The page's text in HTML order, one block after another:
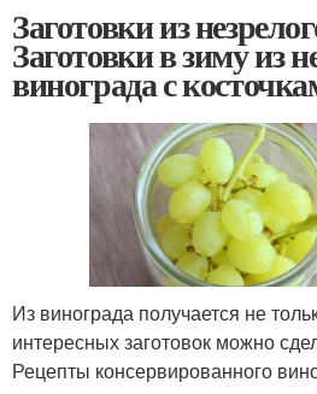
Заготовки из
Заготовки в зиму из
винограда с
Из винограда получается не
интересных заготовок можно
Рецепты консервированного